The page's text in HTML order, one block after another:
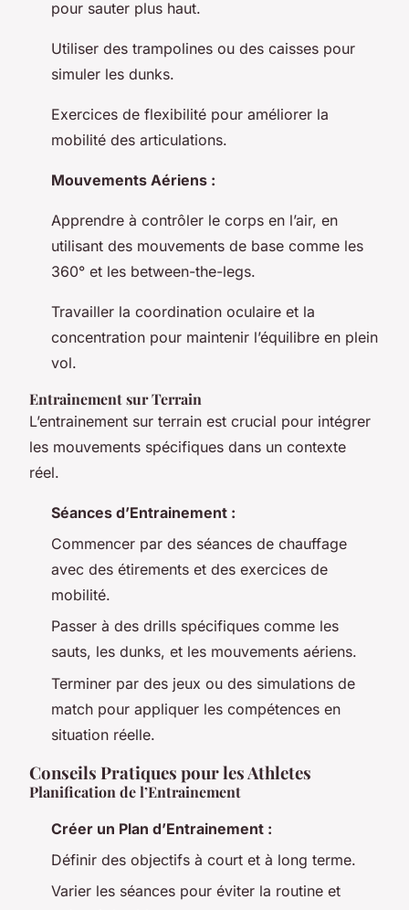
pour sauter plus haut.
Utiliser des trampolines ou des caisses pour
simuler les dunks.
Exercices de flexibilité pour améliorer la
mobilité des articulations.
Mouvements Aériens :
Apprendre à contrôler le corps en l’air, en
utilisant des mouvements de base comme les
360° et les between-the-legs.
Travailler la coordination oculaire et la
concentration pour maintenir l’équilibre en plein
vol.
Entrainement sur Terrain
L’entrainement sur terrain est crucial pour intégrer
les mouvements spécifiques dans un contexte
réel.
Séances d’Entrainement :
Commencer par des séances de chauffage
avec des étirements et des exercices de
mobilité.
Passer à des drills spécifiques comme les
sauts, les dunks, et les mouvements aériens.
Terminer par des jeux ou des simulations de
match pour appliquer les compétences en
situation réelle.
Conseils Pratiques pour les Athletes
Planification de l’Entrainement
Créer un Plan d’Entrainement :
Définir des objectifs à court et à long terme.
Varier les séances pour éviter la routine et